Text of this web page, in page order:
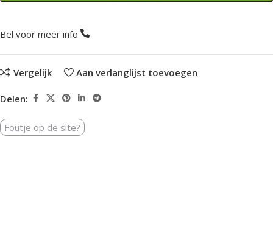
Bel voor meer info
Vergelijk Aan verlanglijst toevoegen
Delen:
Foutje op de site?